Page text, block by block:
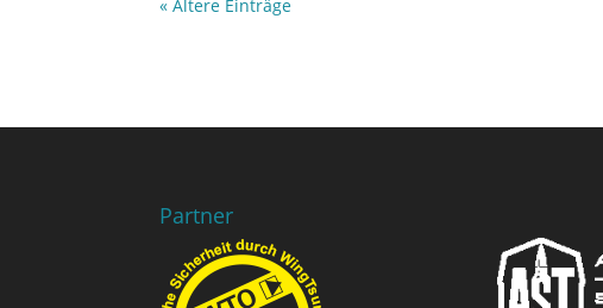
« Ältere Einträge
Partner